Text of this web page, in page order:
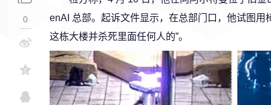
enAI 总部。起诉文件显示，在总部门口，他试图用
这栋大楼并杀死里面任何人的”。
0